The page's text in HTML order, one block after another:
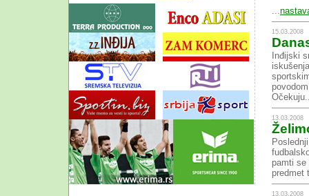
...
15.03.2008
Inđijski
13.03.2008
pamti se
predmet
13.03.2008